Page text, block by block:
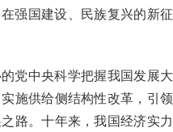
强国建设、民族复兴的新征
党中央科学把握我国发展大
施供给侧结构性改革，引领
路。十年来，我国经济实力